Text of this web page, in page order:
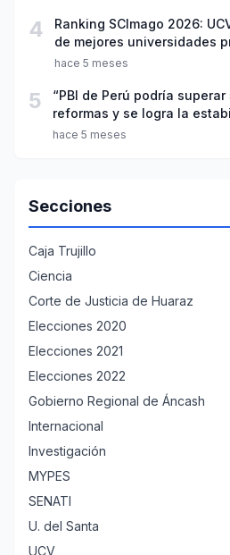
4
Ranking SCImago 2026:
de mejores universidades
hace 5 meses
5
“PBI de Perú podría
reformas y se logra la
hace 5 meses
Secciones
Caja Trujillo
Ciencia
Corte de Justicia de Huaraz
Elecciones 2020
Elecciones 2021
Elecciones 2022
Gobierno Regional de Áncash
Internacional
Investigación
MYPES
SENATI
U. del Santa
UCV